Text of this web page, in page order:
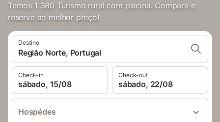
Temos 1 380 Turismo rural com piscina. Compare e
reserve ao melhor preço!
Destino
Região Norte, Portugal
Check-in
sábado, 15/08
Check-out
sábado, 22/08
Hospédes